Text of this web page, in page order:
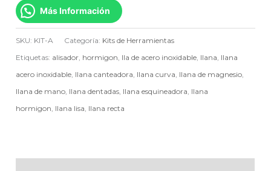
Más Información
SKU: KIT-A Categoría: Kits de Herramientas
Etiquetas: alisador hormigon lla de acero inoxidable llana llana
acero inoxidable llana canteadora llana curva llana de magnesio
llana de mano llana dentadas llana esquineadora llana
hormigon llana lisa llana recta